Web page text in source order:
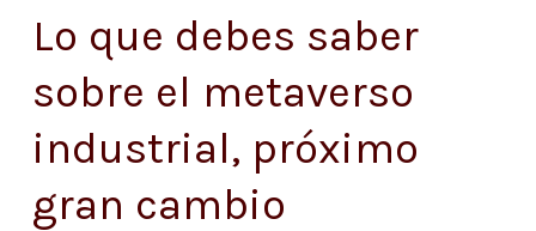
Lo que debes saber
sobre el metaverso
industrial, próximo
gran cambio
Lo
debes
saber
el